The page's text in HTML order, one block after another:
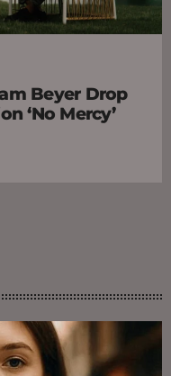
Beyer Drop
‘No Mercy’